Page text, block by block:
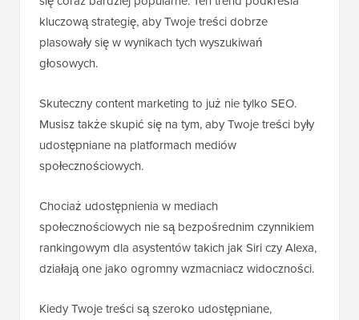
kluczową strategię, aby Twoje treści dobrze
plasowały się w wynikach tych wyszukiwań
głosowych.
Skuteczny content marketing to już nie tylko SEO.
Musisz także skupić się na tym, aby Twoje treści były
udostępniane na platformach mediów
społecznościowych.
Chociaż udostępnienia w mediach
społecznościowych nie są bezpośrednim czynnikiem
rankingowym dla asystentów takich jak Siri czy Alexa,
działają one jako ogromny wzmacniacz widoczności.
Kiedy Twoje treści są szeroko udostępniane,